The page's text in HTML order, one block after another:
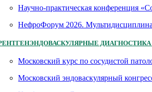
Научно-практическая конференция
НефроФорум 2026.
Московский курс по сосудистой
Московский эндоваскулярный